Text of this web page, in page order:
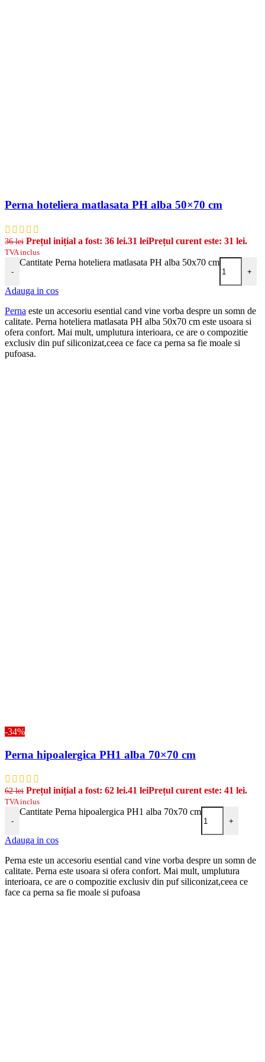
Perna hoteliera matlasata PH alba 50×70 cm
36lei Prețul inițial a fost: 36 lei.31 leiPrețul curent este: 31 lei.
TVA inclus
-
Cantitate Perna hoteliera matlasata PH alba 50x70 cm
+
Adauga in cos
Perna este un accesoriu esential cand vine vorba despre un somn de
calitate. Perna hoteliera matlasata PH alba 50x70 cm este usoara si
ofera confort. Mai mult, umplutura interioara, ce are o compozitie
exclusiv din puf siliconizat,ceea ce face ca perna sa fie moale si
pufoasa.
-34%
Perna hipoalergica PH1 alba 70×70 cm
62lei Prețul inițial a fost: 62 lei.41 leiPrețul curent este: 41 lei.
TVA inclus
-
Cantitate Perna hipoalergica PH1 alba 70x70 cm
+
Adauga in cos
Perna este un accesoriu esential cand vine vorba despre un somn de
calitate. Perna este usoara si ofera confort. Mai mult, umplutura
interioara, ce are o compozitie exclusiv din puf siliconizat,ceea ce
face ca perna sa fie moale si pufoasa